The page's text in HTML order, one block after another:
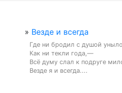
» Везде и всегда
Где ни бродил с душой
Как ни текли года,—
Всё думу слал к подруге
Везде я и всегда....